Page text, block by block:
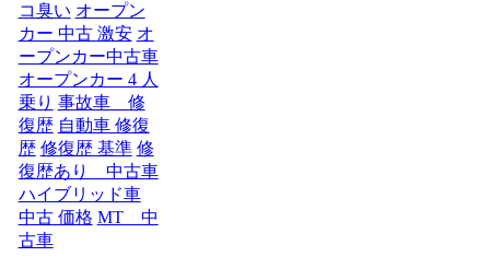
コ臭い オープン
カー 中古 激安 オ
ープンカー中古車
オープンカー 4 人
乗り 事故車 修
復歴 自動車 修復
歴 修復歴 基準 修
復歴あり 中古車
ハイブリッド車
中古 価格 MT 中
古車